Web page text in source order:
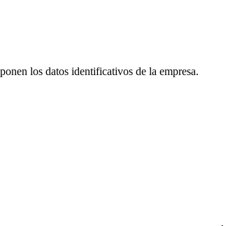
los datos identificativos de la empresa.